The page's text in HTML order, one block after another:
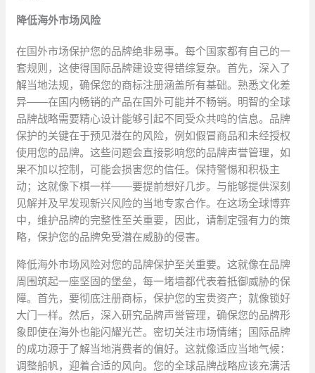
降低海外市场风险
在国外市场保护您的品牌绝非易事。每个国家都有自己的一
套规则，这使得国际品牌建设变得错综复杂。首先，深入了
解当地法规，确保您的商标注册涵盖所有基础。熟悉文化差
异——在国内畅销的产品在国外可能并不畅销。明智的全球
品牌战略需要精心设计能够引起不同受众共鸣的信息。品牌
保护的关键在于预见潜在的风险，例如假冒商品和未经授权
使用您的品牌。这些问题会直接影响您的品牌声誉管理，如
果不加以控制，可能会损害您的信任。保持警惕和积极主
动；这就像下棋一样——要提前想好几步。与能够提供深刻
见解并及早发现新兴风险的当地专家合作。在这场全球博弈
中，维护品牌的完整性至关重要，因此，请制定强有力的策
略，保护您的品牌免受潜在威胁的侵害。
降低海外市场风险对您的品牌保护至关重要。这就像在品牌
周围筑起一座坚固的堡垒，每一堵墙都代表着抵御威胁的保
障。首先，要彻底注册商标，保护您的宝贵资产；就像锁好
大门一样。然后，深入研究品牌声誉管理，确保您的品牌形
象即使在海外也能闪耀光芒。密切关注市场情绪；国际品牌
的成功源于了解当地消费者的偏好。这就像适应当地气候：
调整船帆，迎着合适的风向。您的全球品牌战略应该充满活